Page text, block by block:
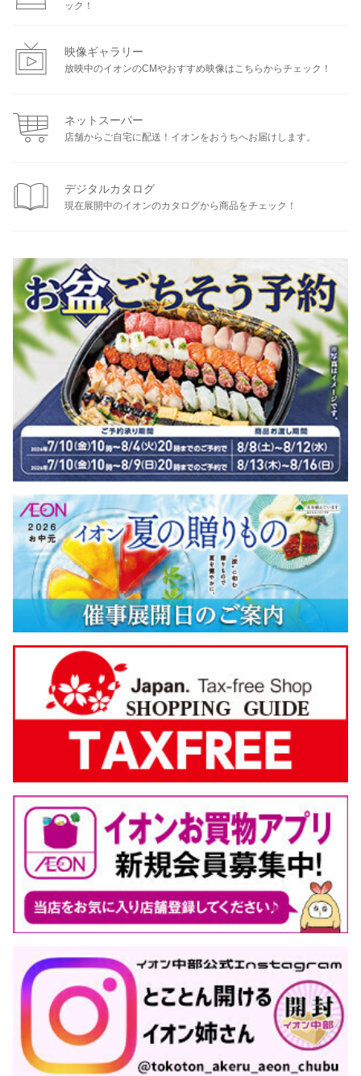
ック！
映像ギャラリー
放映中のイオンのCMやおすすめ映像はこちらからチェック！
ネットスーパー
店舗からご自宅に配送！イオンをおうちへお届けします。
デジタルカタログ
現在展開中のイオンのカタログから商品をチェック！